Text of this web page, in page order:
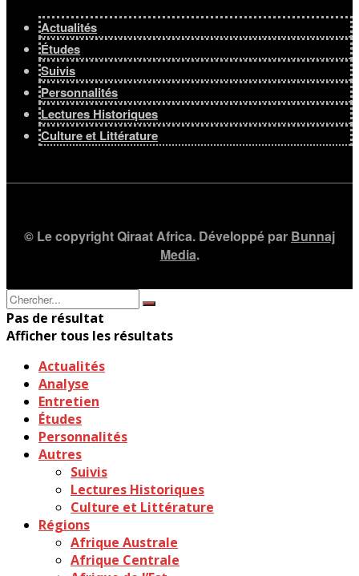
Actualités
Études
Suivis
Personnalités
Lectures Historiques
Culture et Littérature
© Le copyright Qiraat Africa. Développé par Bunnaj
Media.
Pas de résultat
Afficher tous les résultats
Actualités
Analyse
Entretien
Études
Personnalités
Autres
Suivis
Lectures Historiques
Culture et Littérature
Régions
Afrique Australe
Afrique Centrale